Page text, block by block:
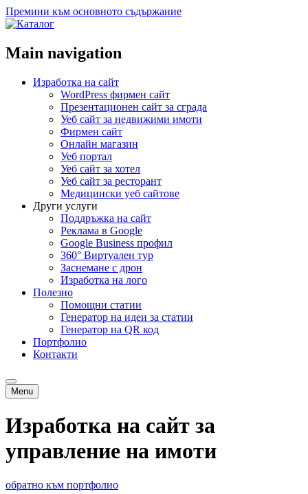
Премини към основното съдържание
Main navigation
Изработка на сайт
WordPress фирмен сайт
Презентационен сайт за сграда
Уеб сайт за недвижими имоти
Фирмен сайт
Онлайн магазин
Уеб портал
Уеб сайт за хотел
Уеб сайт за ресторант
Медицински уеб сайтове
Други услуги
Поддръжка на сайт
Реклама в Google
Google Business профил
360° Виртуален тур
Заснемане с дрон
Изработка на лого
Полезно
Помощни статии
Генератор на идеи за статии
Генератор на QR код
Портфолио
Контакти
Menu
Изработка на сайт за
управление на имоти
обратно към портфолио